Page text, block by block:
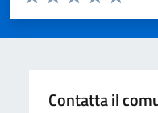
Valuta 5
Valuta 4
Valuta 3 stelle
Valuta 2 stelle su 5
Valuta 1 stelle su 5
Contatta il